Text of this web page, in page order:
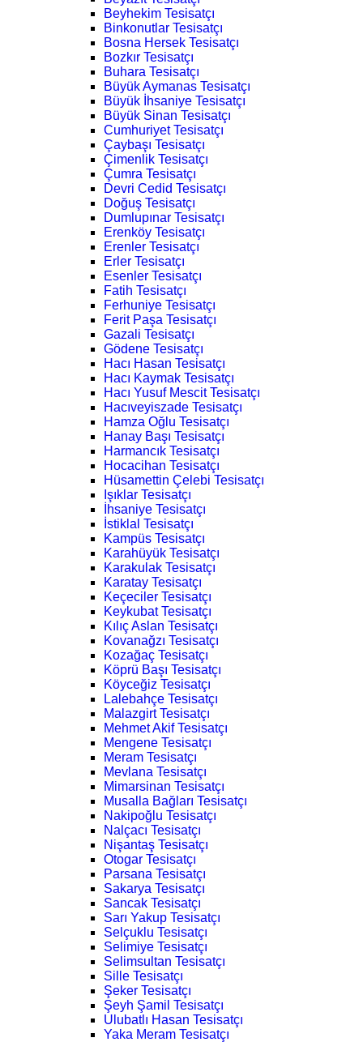
Beyhekim Tesisatçı
Binkonutlar Tesisatçı
Bosna Hersek Tesisatçı
Bozkır Tesisatçı
Buhara Tesisatçı
Büyük Aymanas Tesisatçı
Büyük İhsaniye Tesisatçı
Büyük Sinan Tesisatçı
Cumhuriyet Tesisatçı
Çaybaşı Tesisatçı
Çimenlik Tesisatçı
Çumra Tesisatçı
Devri Cedid Tesisatçı
Doğuş Tesisatçı
Dumlupınar Tesisatçı
Erenköy Tesisatçı
Erenler Tesisatçı
Erler Tesisatçı
Esenler Tesisatçı
Fatih Tesisatçı
Ferhuniye Tesisatçı
Ferit Paşa Tesisatçı
Gazali Tesisatçı
Gödene Tesisatçı
Hacı Hasan Tesisatçı
Hacı Kaymak Tesisatçı
Hacı Yusuf Mescit Tesisatçı
Hacıveyiszade Tesisatçı
Hamza Oğlu Tesisatçı
Hanay Başı Tesisatçı
Harmancık Tesisatçı
Hocacihan Tesisatçı
Hüsamettin Çelebi Tesisatçı
Işıklar Tesisatçı
İhsaniye Tesisatçı
İstiklal Tesisatçı
Kampüs Tesisatçı
Karahüyük Tesisatçı
Karakulak Tesisatçı
Karatay Tesisatçı
Keçeciler Tesisatçı
Keykubat Tesisatçı
Kılıç Aslan Tesisatçı
Kovanağzı Tesisatçı
Kozağaç Tesisatçı
Köprü Başı Tesisatçı
Köyceğiz Tesisatçı
Lalebahçe Tesisatçı
Malazgirt Tesisatçı
Mehmet Akif Tesisatçı
Mengene Tesisatçı
Meram Tesisatçı
Mevlana Tesisatçı
Mimarsinan Tesisatçı
Musalla Bağları Tesisatçı
Nakipoğlu Tesisatçı
Nalçacı Tesisatçı
Nişantaş Tesisatçı
Otogar Tesisatçı
Parsana Tesisatçı
Sakarya Tesisatçı
Sancak Tesisatçı
Sarı Yakup Tesisatçı
Selçuklu Tesisatçı
Selimiye Tesisatçı
Selimsultan Tesisatçı
Sille Tesisatçı
Şeker Tesisatçı
Şeyh Şamil Tesisatçı
Ulubatlı Hasan Tesisatçı
Yaka Meram Tesisatçı